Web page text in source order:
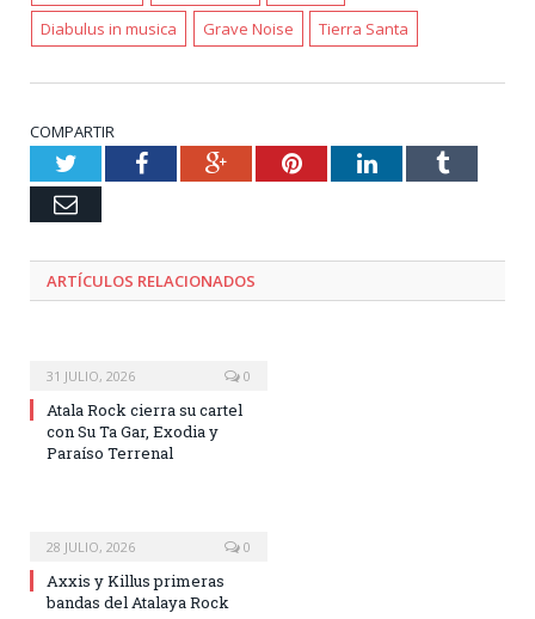
Diabulus in musica
Grave Noise Tierra Santa
COMPARTIR
TwitterFacebookGoogle+PinterestLinkedInTumblr
Email
ARTÍCULOS RELACIONADOS
31 JULIO, 2026 0
Atala Rock cierra su cartel
con Su Ta Gar, Exodia y
Paraíso Terrenal
28 JULIO, 2026 0
Axxis y Killus primeras
bandas del Atalaya Rock